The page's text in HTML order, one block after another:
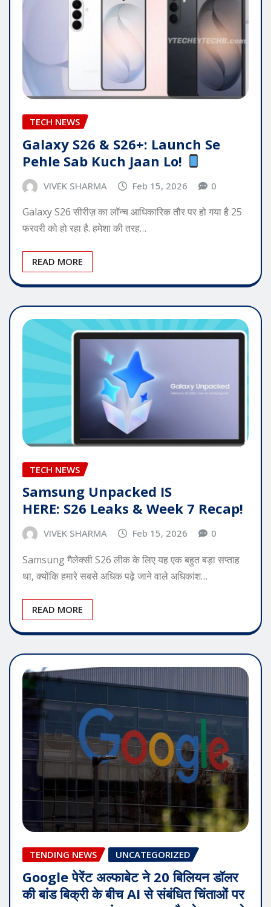
TECH NEWS
Galaxy S26 & S26+: Launch Se
Pehle Sab Kuch Jaan Lo!
VIVEK SHARMA Feb 15, 2026 0
Galaxy S26 सीरीज़ का लॉन्च आधिकारिक तौर पर हो गया है 25
फरवरी को हो रहा है. हमेशा की तरह…
READ MORE
TECH NEWS
Samsung Unpacked IS
HERE: S26 Leaks & Week 7 Recap!
VIVEK SHARMA Feb 15, 2026 0
Samsung गैलेक्सी S26 लीक के लिए यह एक बहुत बड़ा सप्ताह
था, क्योंकि हमारे सबसे अधिक पढ़े जाने वाले अधिकांश…
READ MORE
TENDING NEWS UNCATEGORIZED
Google पेरेंट अल्फाबेट ने 20 बिलियन डॉलर
की बांड बिक्री के बीच AI से संबंधित चिंताओं पर